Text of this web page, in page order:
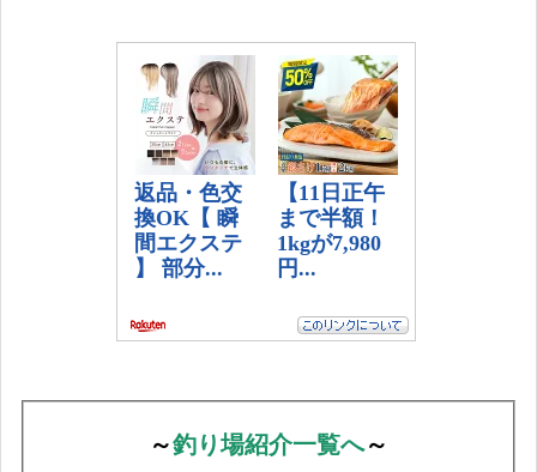
～釣り場紹介一覧へ～